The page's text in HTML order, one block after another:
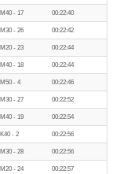
M40 - 17 00:22:40
M30 - 26 00:22:42
M20 - 23 00:22:44
M40 - 18 00:22:44
M50 - 4 00:22:46
M30 - 27 00:22:52
M40 - 19 00:22:54
K40 - 2 00:22:56
M30 - 28 00:22:56
M20 - 24 00:22:57